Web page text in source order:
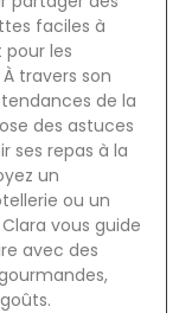
faciles à
les
travers son
de la
des astuces
ses repas à la
un
ou un
vous guide
avec des